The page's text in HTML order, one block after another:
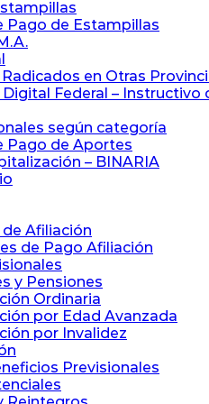
Pago de Estampillas
en Otras
Federal – Instructivo
según categoría
Pago de Aportes
– BINARIA
Afiliación
de Pago Afiliación
y Pensiones
Ordinaria
por Edad Avanzada
por Invalidez
Previsionales